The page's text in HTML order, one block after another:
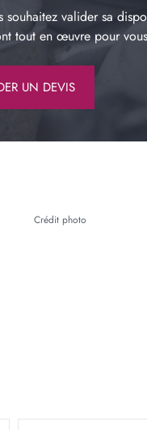
valider sa
tout en œuvre pour
UN DEVIS
Crédit photo